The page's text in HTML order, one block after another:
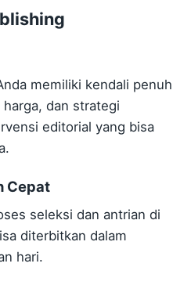
memiliki kendali penuh
dan strategi
editorial yang bisa
Cepat
seleksi dan antrian di
diterbitkan dalam
hari.